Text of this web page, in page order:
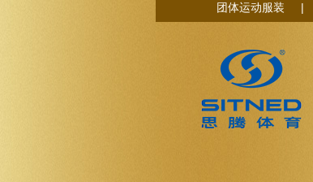
团体运动服装 |